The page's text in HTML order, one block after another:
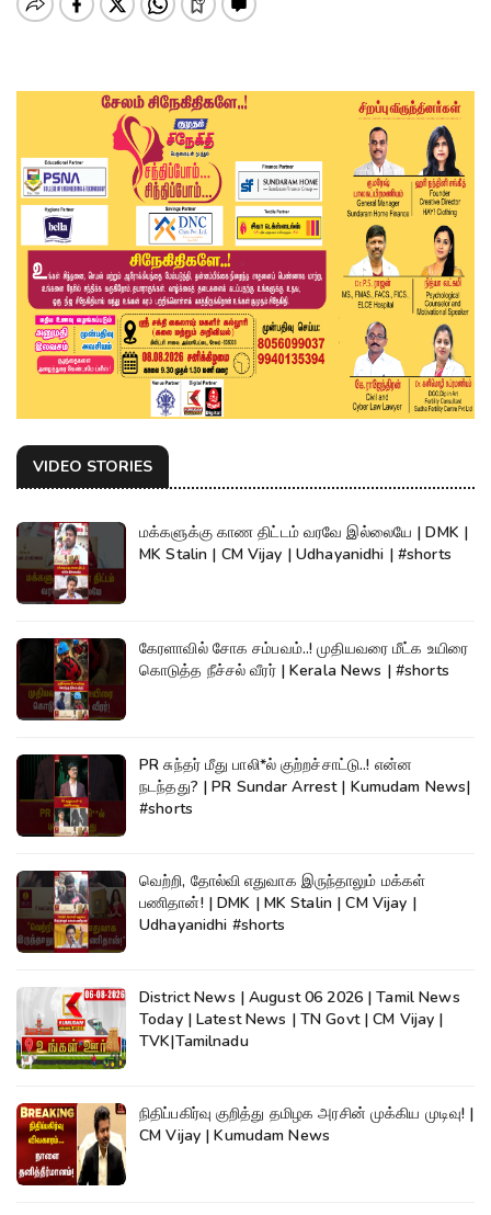
VIDEO STORIES
மக்களுக்கு காண திட்டம் வரவே இல்லையே | DMK |
MK Stalin | CM Vijay | Udhayanidhi | #shorts
கேரளாவில் சோக சம்பவம்..! முதியவரை மீட்க உயிரை
கொடுத்த நீச்சல் வீரர் | Kerala News | #shorts
PR சுந்தர் மீது பாலி*ல் குற்றச்சாட்டு..! என்ன
நடந்தது? | PR Sundar Arrest | Kumudam News|
#shorts
வெற்றி, தோல்வி எதுவாக இருந்தாலும் மக்கள்
பணிதான்! | DMK | MK Stalin | CM Vijay |
Udhayanidhi #shorts
District News | August 06 2026 | Tamil News
Today | Latest News | TN Govt | CM Vijay |
TVK|Tamilnadu
நிதிப்பகிர்வு குறித்து தமிழக அரசின் முக்கிய முடிவு! |
CM Vijay | Kumudam News